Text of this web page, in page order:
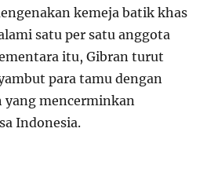
kemeja batik khas
satu per satu anggota
itu, Gibran turut
para tamu dengan
yang mencerminkan
Indonesia.